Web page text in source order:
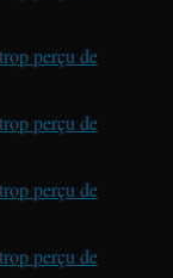
perçu de
perçu de
perçu de
perçu de